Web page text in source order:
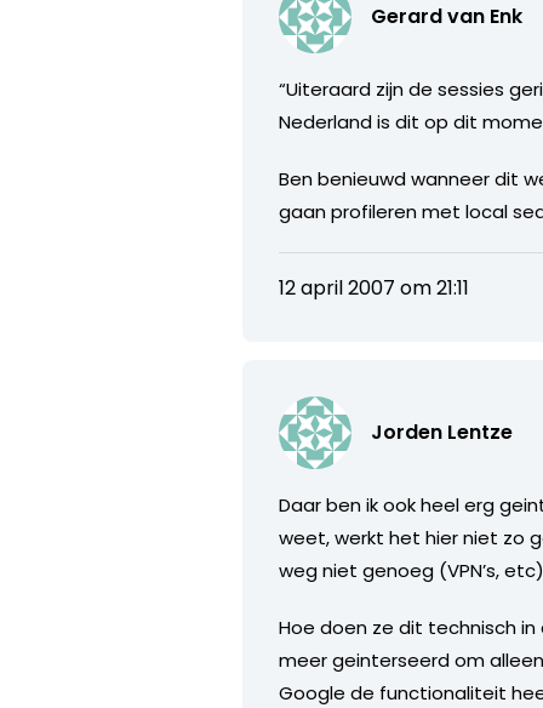
Gerard van Enk
“Uiteraard zijn de sessies
Nederland is dit op dit
Ben benieuwd wanneer dit
gaan profileren met local
12 april 2007 om 21:11
Jorden Lentze
Daar ben ik ook heel erg
weet, werkt het hier niet zo
weg niet genoeg (VPN’s,
Hoe doen ze dit technisch in
meer geinterseerd om
Google de functionaliteit